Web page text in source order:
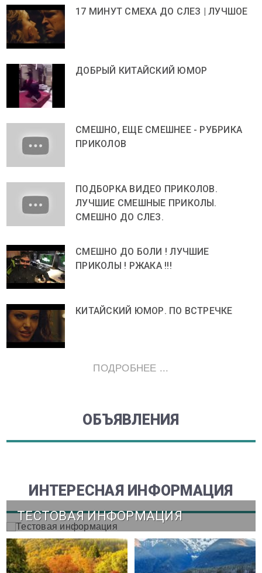
17 МИНУТ СМЕХА ДО СЛЕЗ | ЛУЧШОЕ
ДОБРЫЙ КИТАЙСКИЙ ЮМОР
СМЕШНО, ЕЩЕ СМЕШНЕЕ - РУБРИКА
ПРИКОЛОВ
ПОДБОРКА ВИДЕО ПРИКОЛОВ.
ЛУЧШИЕ СМЕШНЫЕ ПРИКОЛЫ.
СМЕШНО ДО СЛЕЗ.
СМЕШНО ДО БОЛИ ! ЛУЧШИЕ
ПРИКОЛЫ ! РЖАКА !!!
КИТАЙСКИЙ ЮМОР. ПО ВСТРЕЧКЕ
ПОДРОБНЕЕ ...
ОБЪЯВЛЕНИЯ
ИНТЕРЕСНАЯ ИНФОРМАЦИЯ
ТЕСТОВАЯ ИНФОРМАЦИЯ